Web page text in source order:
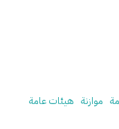
موازنة هيئات عامة